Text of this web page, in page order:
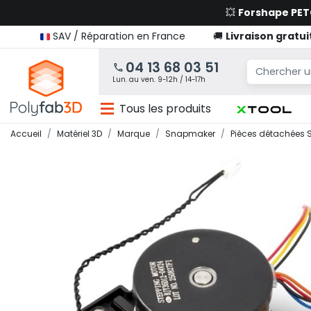
💥 Forshape
SAV / Réparation en France
🚚 Livraison
04 13 68 03 51
Lun. au ven. 9-12h / 14-17h
Tous les produits
Accueil Matériel 3D Marque Snapmaker Pièces détachées